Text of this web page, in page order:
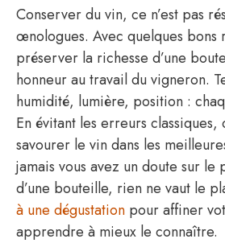
Conserver du vin, ce n’est pas
œnologues. Avec quelques bons
préserver la richesse d’une
honneur au travail du vigneron.
humidité, lumière, position :
En évitant les erreurs classiques,
savourer le vin dans les
jamais vous avez un doute sur
d’une bouteille, rien ne vaut le
à une dégustation pour affiner
apprendre à mieux le connaître.